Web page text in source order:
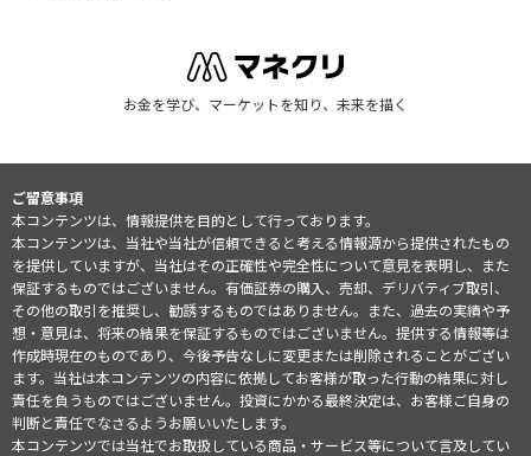
お金を学び、マーケットを知り、未来を描く
ご留意事項
本コンテンツは、情報提供を目的として行っております。
本コンテンツは、当社や当社が信頼できると考える情報源から提供されたもの
を提供していますが、当社はその正確性や完全性について意見を表明し、また
保証するものではございません。有価証券の購入、売却、デリバティブ取引、
その他の取引を推奨し、勧誘するものではありません。また、過去の実績や予
想・意見は、将来の結果を保証するものではございません。提供する情報等は
作成時現在のものであり、今後予告なしに変更または削除されることがござい
ます。当社は本コンテンツの内容に依拠してお客様が取った行動の結果に対し
責任を負うものではございません。投資にかかる最終決定は、お客様ご自身の
判断と責任でなさるようお願いいたします。
本コンテンツでは当社でお取扱している商品・サービス等について言及してい